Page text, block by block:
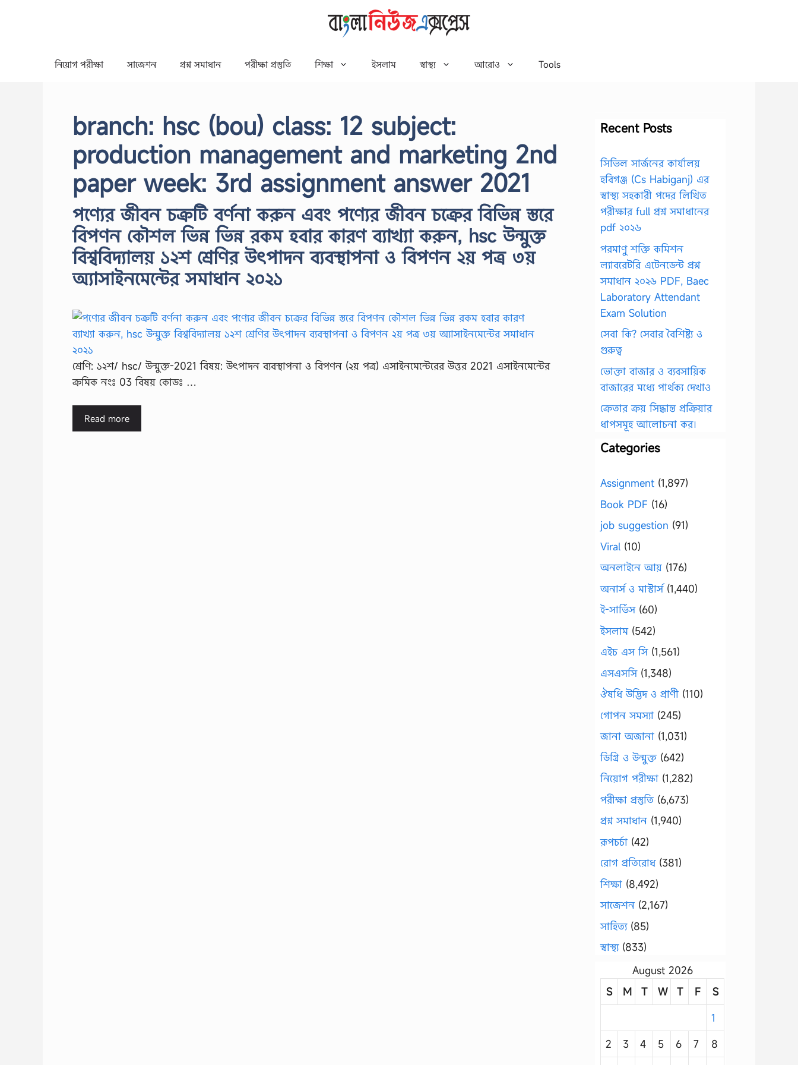
নিয়োগ পরীক্ষা সাজেশন প্রশ্ন সমাধান পরীক্ষা প্রস্তুতি শিক্ষা ইসলাম স্বাস্থ্য আরোও Tools
branch: hsc (bou) class: 12 subject:
production management and marketing 2nd
paper week: 3rd assignment answer 2021
পণ্যের জীবন চক্রটি বর্ণনা করুন এবং পণ্যের জীবন চক্রের বিভিন্ন স্তরে
বিপণন কৌশল ভিন্ন ভিন্ন রকম হবার কারণ ব্যাখ্যা করুন, hsc উন্মুক্ত
বিশ্ববিদ্যালয় ১২শ শ্রেণির উৎপাদন ব্যবস্থাপনা ও বিপণন ২য় পত্র ৩য়
অ্যাসাইনমেন্টের সমাধান ২০২১
শ্রেণি: ১২শ/ hsc/ উন্মুক্ত-2021 বিষয়: উৎপাদন ব্যবস্থাপনা ও বিপণন (২য় পত্র) এসাইনমেন্টেরের উত্তর 2021 এসাইনমেন্টের
ক্রমিক নংঃ 03 বিষয় কোডঃ …
Read more
Recent Posts
সিভিল সার্জনের কার্যালয়
হবিগঞ্জ (Cs Habiganj) এর
স্বাস্থ্য সহকারী পদের লিখিত
পরীক্ষার full প্রশ্ন সমাধানের
pdf ২০২৬
পরমাণু শক্তি কমিশন
ল্যাবরেটরি এটেনডেন্ট প্রশ্ন
সমাধান ২০২৬ PDF, Baec
Laboratory Attendant
Exam Solution
সেবা কি? সেবার বৈশিষ্ট্য ও
গুরুত্ব
ভোক্তা বাজার ও ব্যবসায়িক
বাজারের মধ্যে পার্থক্য দেখাও
ক্রেতার ক্রয় সিদ্ধান্ত প্রক্রিয়ার
ধাপসমূহ আলোচনা কর।
Categories
Assignment (1,897)
Book PDF (16)
job suggestion (91)
Viral (10)
অনলাইনে আয় (176)
অনার্স ও মাস্টার্স(1,440)
ই-সার্ভিস(60)
ইসলাম(542)
এইচ এস সি(1,561)
এসএসসি(1,348)
ঔষধি উদ্ভিদ ও প্রাণী (110)
গোপন সমস্যা (245)
জানা অজানা (1,031)
ডিগ্রি ও উন্মুক্ত (642)
নিয়োগ পরীক্ষা (1,282)
পরীক্ষা প্রস্তুতি (6,673)
প্রশ্ন সমাধান (1,940)
রূপচর্চা (42)
রোগ প্রতিরোধ(381)
শিক্ষা (8,492)
সাজেশন (2,167)
সাহিত্য(85)
স্বাস্থ্য(833)
August 2026
S
M T W T F
S
1
2
3 4 5 6 7
8